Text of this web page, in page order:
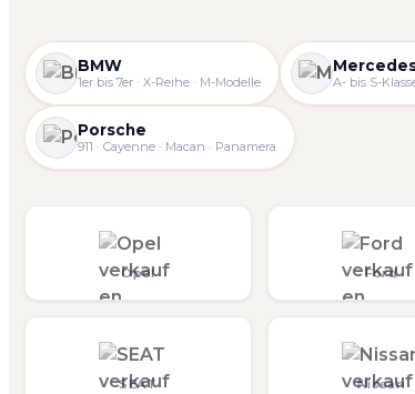
BMW
1er bis 7er · X-Reihe · M-Modelle A- bis S-
Porsche
911 · Cayenne · Macan · Panamera
Opel Ford
SEAT Nissan